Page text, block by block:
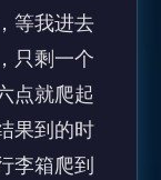
等我进去
只剩一个
点就爬起
果到的时
李箱爬到